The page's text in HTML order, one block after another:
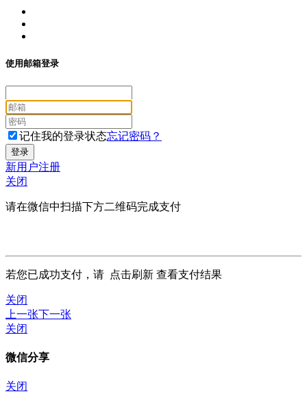
使用邮箱登录
记住我的登录状态忘记密码？
新用户注册
关闭
请在微信中扫描下方二维码完成支付
若您已成功支付，请 点击刷新 查看支付结果
关闭
上一张下一张
关闭
微信分享
关闭